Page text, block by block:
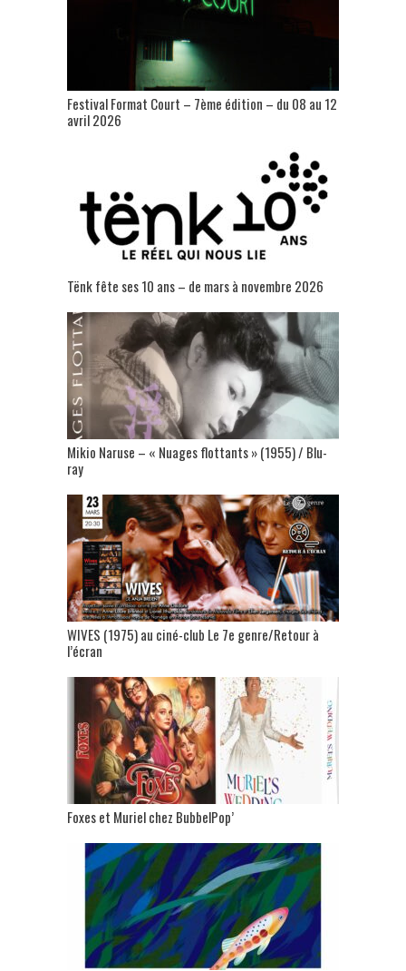
Festival Format Court – 7ème édition – du 08 au 12
avril 2026
Tënk fête ses 10 ans – de mars à novembre 2026
Mikio Naruse – « Nuages flottants » (1955) / Blu-
ray
WIVES (1975) au ciné-club Le 7e genre/Retour à
l’écran
Foxes et Muriel chez BubbelPop’